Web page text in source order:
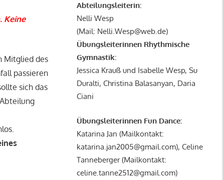
Keine
Mitglied des
passieren
sich das
Abteilungsleiterin:
Nelli Wesp
(Mail: Nelli.Wesp@web.de)
Übungsleiterinnen Rhythmische
Gymnastik:
Jessica Krauß und Isabelle Wesp, Su
Duralti, Christina Balasanyan, Daria
Ciani
Übungsleiterinnen Fun Dance:
Katarina Jan (Mailkontakt:
katarina.jan2005@gmail.com), Celine
Tanneberger (Mailkontakt:
celine.tanne2512@gmail.com)